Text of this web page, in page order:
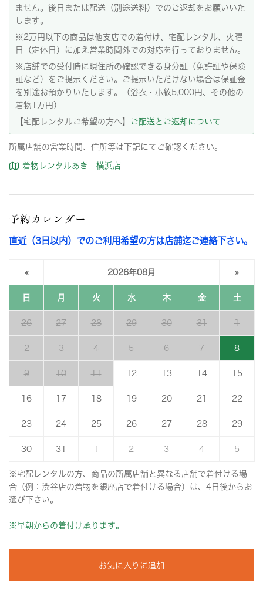
ません。後日または配送（別途送料）でのご返却をお願いいた
します。
※2万円以下の商品は他支店での着付け、宅配レンタル、火曜
日（定休日）に加え営業時間外での対応を行っておりません。
※店舗での受付時に現住所の確認できる身分証（免許証や保険
証など）をご提示ください。ご提示いただけない場合は保証金
を別途お預かりいたします。（浴衣・小紋5,000円、その他の
着物1万円）
【宅配レンタルご希望の方へ】
ご配送とご返却について
所属店舗の営業時間、住所等は下記にてご確認ください。
着物レンタルあき 横浜店
予約カレンダー
直近（3日以内）でのご利用希望の方は店舗迄ご連絡下さい。
« 2026年08月 »
日 月 火 水 木 金 土
26 27 28 29 30 31 1
2 3 4 5 6 7 8
9 10 11 12 13 14 15
16 17 18 19 20 21 22
23 24 25 26 27 28 29
30 31 1 2 3 4 5
※宅配レンタルの方、商品の所属店舗と異なる店舗で着付ける場
合（例：渋谷店の着物を銀座店で着付ける場合）は、4日後からお
選び下さい。
※早朝からの着付け承ります。
お気に入りに追加